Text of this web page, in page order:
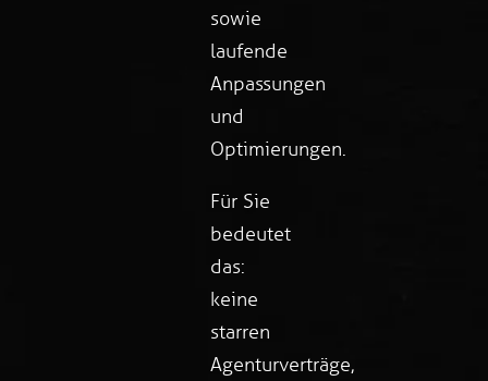
sowie
laufende
Anpassungen
und
Optimierungen.
Für Sie
bedeutet
das:
keine
starren
Agenturverträge,